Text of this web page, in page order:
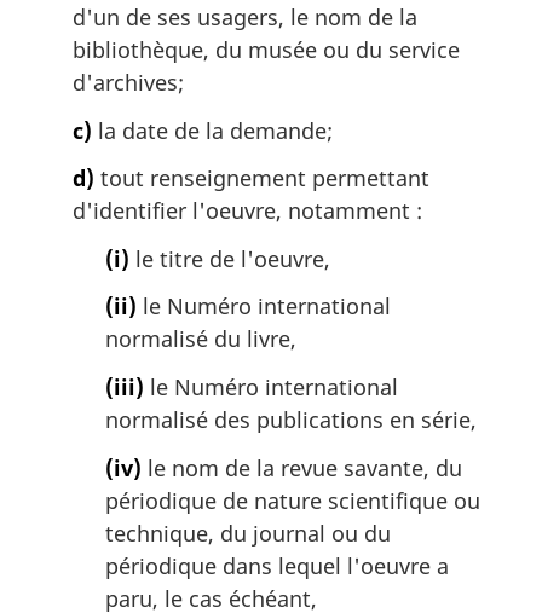
d'un de ses usagers, le nom de la
bibliothèque, du musée ou du service
d'archives;
c) la date de la demande;
d) tout renseignement permettant
d'identifier l'oeuvre, notamment :
(i) le titre de l'oeuvre,
(ii) le Numéro international
normalisé du livre,
(iii) le Numéro international
normalisé des publications en série,
(iv) le nom de la revue savante, du
périodique de nature scientifique ou
technique, du journal ou du
périodique dans lequel l'oeuvre a
paru, le cas échéant,